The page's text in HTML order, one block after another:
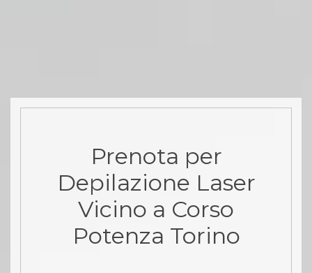
Prenota per
Depilazione Laser
Vicino a Corso
Potenza Torino